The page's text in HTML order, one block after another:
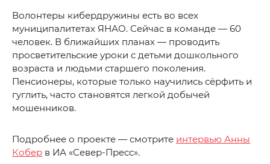
Волонтеры кибердружины есть во всех
муниципалитетах ЯНАО. Сейчас в команде — 60
человек. В ближайших планах — проводить
просветительские уроки с детьми дошкольного
возраста и людьми старшего поколения.
Пенсионеры, которые только научились сёрфить и
гуглить, часто становятся легкой добычей
мошенников.
Подробнее о проекте — смотрите интервью Анны
Кобер в ИА «Север-Пресс».